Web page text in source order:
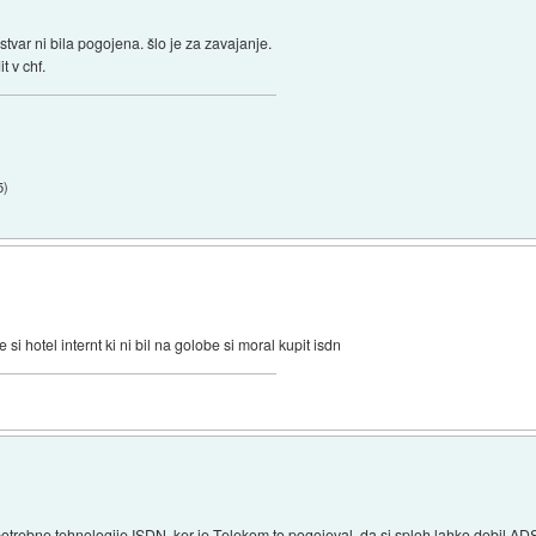
ni bila pogojena. šlo je za zavajanje.
v chf.
)
si hotel internt ki ni bil na golobe si moral kupit isdn